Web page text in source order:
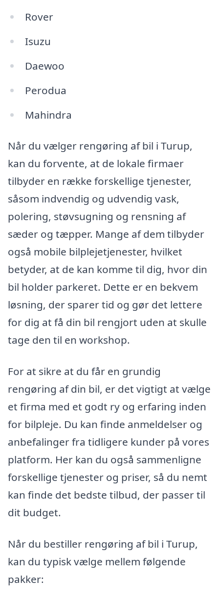
Rover
Isuzu
Daewoo
Perodua
Mahindra
Når du vælger rengøring af bil i Turup,
kan du forvente, at de lokale firmaer
tilbyder en række forskellige tjenester,
såsom indvendig og udvendig vask,
polering, støvsugning og rensning af
sæder og tæpper. Mange af dem tilbyder
også mobile bilplejetjenester, hvilket
betyder, at de kan komme til dig, hvor din
bil holder parkeret. Dette er en bekvem
løsning, der sparer tid og gør det lettere
for dig at få din bil rengjort uden at skulle
tage den til en workshop.
For at sikre at du får en grundig
rengøring af din bil, er det vigtigt at vælge
et firma med et godt ry og erfaring inden
for bilpleje. Du kan finde anmeldelser og
anbefalinger fra tidligere kunder på vores
platform. Her kan du også sammenligne
forskellige tjenester og priser, så du nemt
kan finde det bedste tilbud, der passer til
dit budget.
Når du bestiller rengøring af bil i Turup,
kan du typisk vælge mellem følgende
pakker: